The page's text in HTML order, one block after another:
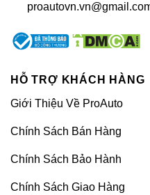
Độ ghế Limousine
“Chuyên cơ mặt đất”.
HỖ TRỢ KHÁCH HÀNG
Giới Thiệu Về ProAuto
Chính Sách Bán Hàng
Chính Sách Bảo Hành
Chính Sách Giao Hàng